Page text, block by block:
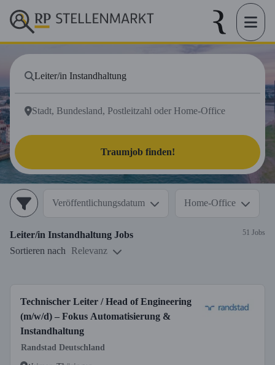
Traumjob finden!
Veröffentlichungsdatum Home-Office
Leiter/in Instandhaltung Jobs 51 Jobs
Sortieren nach Relevanz
Technischer Leiter / Head of Engineering
(m/w/d) – Fokus Automatisierung &
Instandhaltung
Randstad Deutschland